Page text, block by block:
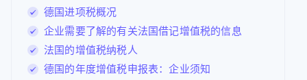
德国进项税概况
企业需要了解的有关法国借记增值税的信息
法国的增值税纳税人
德国的年度增值税申报表：企业须知